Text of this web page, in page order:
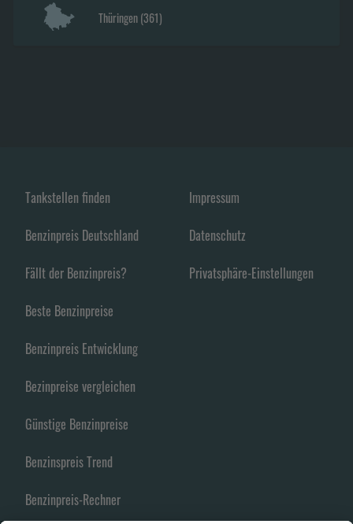
Thüringen(361)
Tankstellen finden
Benzinpreis Deutschland
Fällt der Benzinpreis?
Beste Benzinpreise
Benzinpreis Entwicklung
Bezinpreise vergleichen
Günstige Benzinpreise
Benzinspreis Trend
Benzinpreis-Rechner
Impressum
Datenschutz
Privatsphäre-Einstellungen